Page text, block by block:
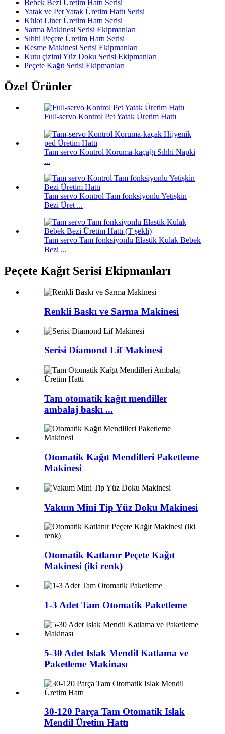
Bebek Bezi Üretim Hattı Serisi
Yatak ve Pet Yatak Üretim Hattı Serisi
Külot Liner Üretim Hattı Serisi
Sarma Makinesi Serisi Ekipmanları
Sıhhi Peçete Üretim Hattı Serisi
Kesme Makinesi Serisi Ekipmanları
Kutu çizimi Yüz Doku Serisi Ekipmanları
Peçete Kağıt Serisi Ekipmanları
Özel Ürünler
Full-servo Kontrol Pet Yatak Üretim Hattı
Tam servo Kontrol Koruma-kaçağı Sıhhi Napki
...
Tam servo Kontrol Tam fonksiyonlu Yetişkin
Bezi Üret ...
Tam servo Tam fonksiyonlu Elastik Kulak Bebek
Bezi ...
Peçete Kağıt Serisi Ekipmanları
Renkli Baskı ve Sarma Makinesi
Serisi Diamond Lif Makinesi
Tam otomatik kağıt mendiller
ambalaj baskı ...
Otomatik Kağıt Mendilleri Paketleme
Makinesi
Vakum Mini Tip Yüz Doku Makinesi
Otomatik Katlanır Peçete Kağıt
Makinesi (iki renk)
1-3 Adet Tam Otomatik Paketleme
5-30 Adet Islak Mendil Katlama ve
Paketleme Makinası
30-120 Parça Tam Otomatik Islak
Mendil Üretim Hattı